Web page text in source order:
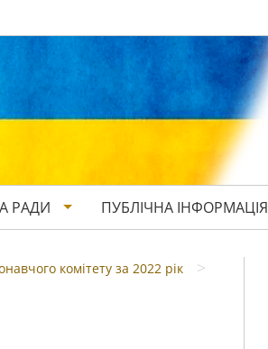
РАДИ ПУБЛІЧНА ІНФОРМАЦІЯ
комітету за 2022 рік >